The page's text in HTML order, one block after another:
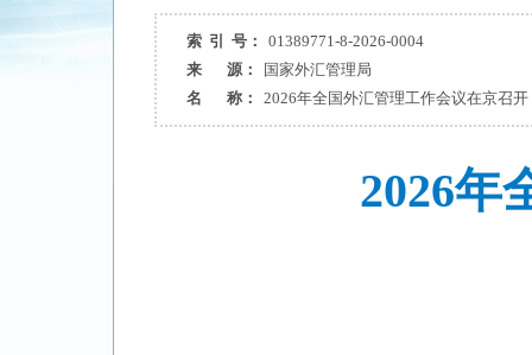
索 引 号：
01389771-8-2026-0004
来 源：
国家外汇管理局
名 称：
2026年全国外汇管理工作会议在京召开
2026年